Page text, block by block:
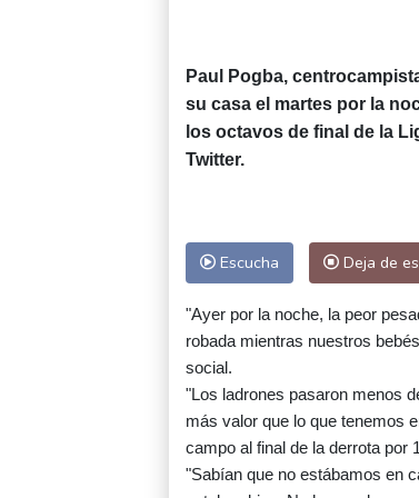
Paul Pogba,
su casa el martes por la
los octavos de final de la
Twitter.
Escucha Deja de
"Ayer por la noche, la peor
robada mientras nuestros
social.
"Los ladrones pasaron menos
más valor que lo que tenemos
campo al final de la derrota por
"Sabían que no estábamos en